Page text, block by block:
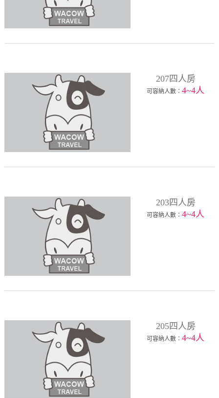
207四人房
可容納人數：4~4人
203四人房
可容納人數：4~4人
205四人房
可容納人數：4~4人